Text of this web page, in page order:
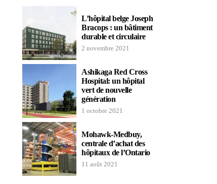
L’hôpital belge Joseph
Bracops : un bâtiment
durable et circulaire
2 novembre 2021
Ashikaga Red Cross
Hospital: un hôpital
vert de nouvelle
génération
1 octobre 2021
Mohawk-Medbuy,
centrale d’achat des
hôpitaux de l’Ontario
11 août 2021